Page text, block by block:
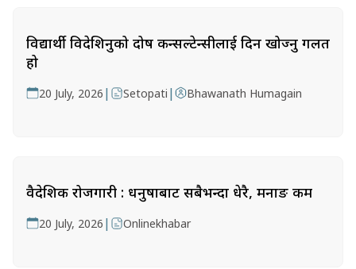
विद्यार्थी विदेशिनुको दोष कन्सल्टेन्सीलाई दिन खोज्नु गलत
हो
20 July, 2026 | Setopati | Bhawanath Humagain
वैदेशिक रोजगारी : धनुषाबाट सबैभन्दा धेरै, मनाङ कम
20 July, 2026 | Onlinekhabar